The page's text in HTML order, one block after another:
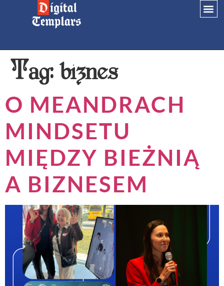
Tag:biznes
O MEANDRACH
MINDSETU
MIĘDZY BIEŻNIĄ
A BIZNESEM